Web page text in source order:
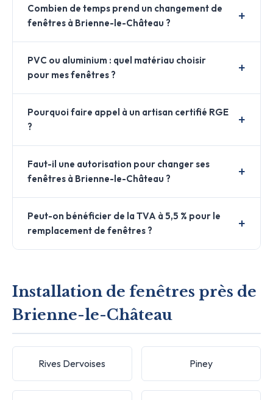
Combien de temps prend un changement de
fenêtres à Brienne-le-Château ?
PVC ou aluminium : quel matériau choisir
pour mes fenêtres ?
Pourquoi faire appel à un artisan certifié RGE
?
Faut-il une autorisation pour changer ses
fenêtres à Brienne-le-Château ?
Peut-on bénéficier de la TVA à 5,5 % pour le
remplacement de fenêtres ?
Installation de fenêtres près de
Brienne-le-Château
Rives Dervoises Piney